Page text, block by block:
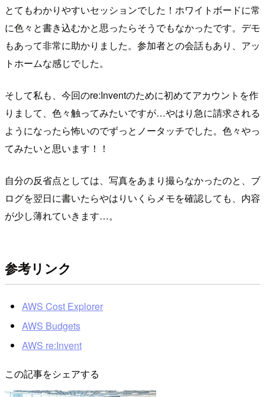
とてもわかりやすいセッションでした！ホワイトボードに常
に色々と書き込むかと思ったらそうでもなかったです。デモ
もあって非常に助かりました。参加者との会話もあり、アッ
トホームな感じでした。
そして私も、今回のre:Inventのために初めてアカウントを作
りまして、色々触ってみたいですが…やはり急に請求される
ようになったら怖いのでずっとノータッチでした。色々やっ
てみたいと思います！！
自分の反省点としては、写真をあまり撮らなかったのと、ブ
ログを翌日に書いたらやはりいくらメモを確認しても、内容
が少し薄れていきます…。
参考リンク
AWS Cost Explorer
AWS Budgets
AWS re:Invent
この記事をシェアする